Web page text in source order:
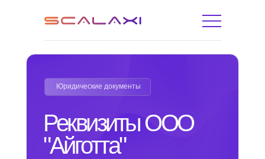
Реквизиты ООО
"Айготта"
Юридические документы